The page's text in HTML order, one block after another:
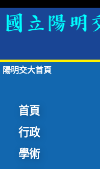
陽明交大首頁
首頁
行政
學術